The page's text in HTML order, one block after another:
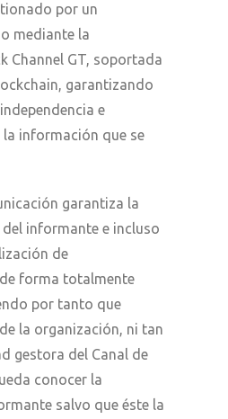
por un
mediante la
Channel GT, soportada
garantizando
e
información que se
garantiza la
informante e incluso
de
forma totalmente
por tanto que
la organización, ni tan
gestora del Canal de
conocer la
salvo que éste la